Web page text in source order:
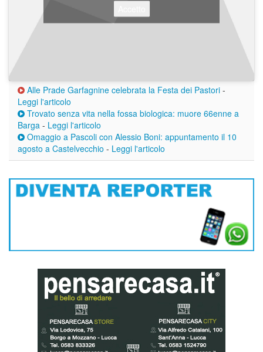
Alle Prade Garfagnine celebrata la Festa dei Pastori -
Leggi l'articolo
Trovato senza vita nella fossa biologica: muore 66enne a
Barga - Leggi l'articolo
Omaggio a Pascoli con Alessio Boni: appuntamento il 10
agosto a Castelvecchio - Leggi l'articolo